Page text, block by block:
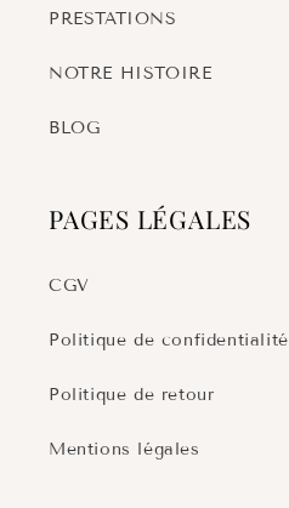
PRESTATIONS
NOTRE HISTOIRE
BLOG
PAGES LÉGALES
CGV
Politique de confidentialité
Politique de retour
Mentions légales